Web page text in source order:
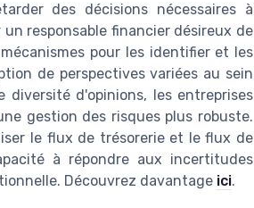
des décisions nécessaires à
responsable financier désireux de
pour les identifier et les
de perspectives variées au sein
d'opinions, les entreprises
gestion des risques plus robuste.
le flux de trésorerie et le flux de
à répondre aux incertitudes
Découvrez davantage ici.